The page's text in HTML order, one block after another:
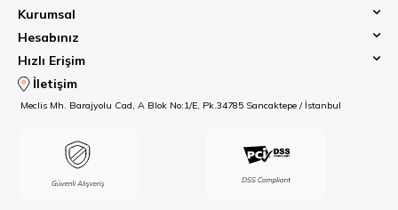
Kurumsal
Hesabınız
Hızlı Erişim
İletişim
Meclis Mh. Barajyolu Cad, A Blok No:1/E, Pk.34785 Sancaktepe / İstanbul